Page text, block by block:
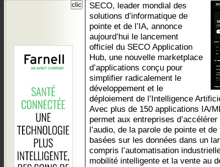
SECO, leader mondial des
solutions d’informatique de
pointe et de l’IA, annonce
aujourd’hui le lancement
officiel du SECO Application
Hub, une nouvelle marketplace
d’applications conçu pour
simplifier radicalement le
développement et le
déploiement de l’Intelligence
Avec plus de 150 applications IA/
permet aux entreprises
l’audio, de la parole de pointe et
basées sur les données dans un
compris l’automatisation
mobilité intelligente et la vente au